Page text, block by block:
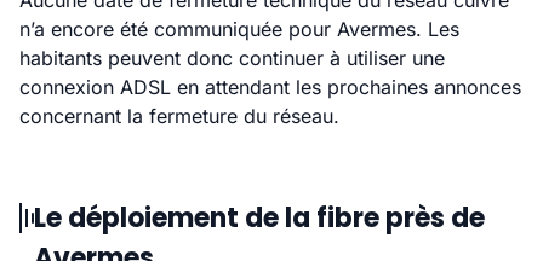
n’a encore été communiquée pour Avermes. Les
habitants peuvent donc continuer à utiliser une
connexion ADSL en attendant les prochaines annonces
concernant la fermeture du réseau.
Le déploiement de la fibre près de